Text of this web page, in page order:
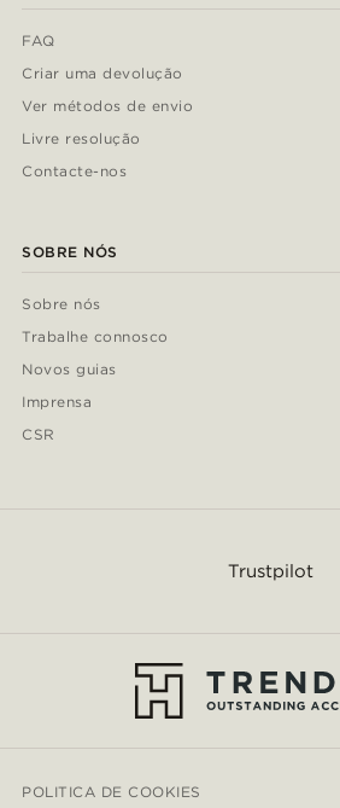
FAQ
Criar uma devolução
Ver métodos de envio
Livre resolução
Contacte-nos
SOBRE NÓS
Sobre nós
Trabalhe connosco
Novos guias
Imprensa
CSR
Trustpilot
POLITICA DE COOKIES